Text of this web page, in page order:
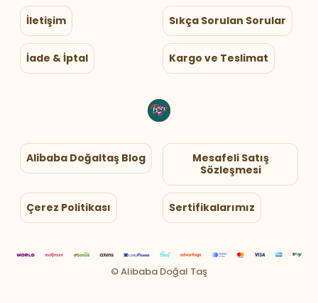
İletişim Sıkça Sorulan Sorular
İade & İptal Kargo ve Teslimat
Alibaba Doğaltaş Blog
Mesafeli Satış
Sözleşmesi
Çerez Politikası Sertifikalarımız